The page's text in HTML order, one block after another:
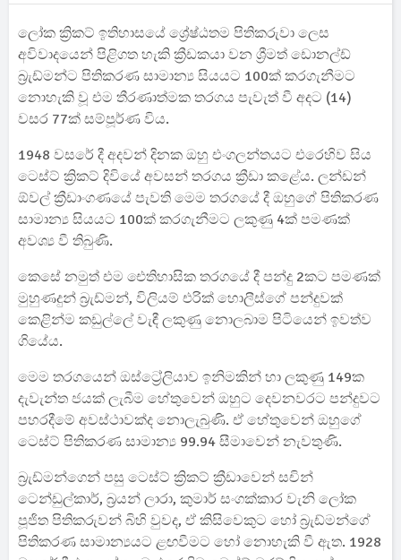
ලෝක ක්‍රිකට් ඉතිහාසයේ ශ්‍රේෂ්ඨතම පිතිකරුවා ලෙස
අවිවාදයෙන් පිළිගත හැකි ක්‍රීඩකයා වන ශ්‍රීමත් ඩොනල්ඩ්
බ්‍රැඩ්මන්ට පිතිකරණ සාමාන්‍ය සියයට 100ක් කරගැනීමට
නොහැකි වූ එම තීරණාත්මක තරගය පැවැත් වී අදට (14)
වසර 77ක් සම්පූර්ණ විය.
1948 වසරේ දී අදවන් දිනක ඔහු එංගලන්තයට එරෙහිව සිය
ටෙස්ට් ක්‍රිකට් දිවියේ අවසන් තරගය ක්‍රීඩා කළේය. ලන්ඩන්
ඕවල් ක්‍රීඩාංගණයේ පැවති මෙම තරගයේ දී ඔහුගේ පිතිකරණ
සාමාන්‍ය සියයට 100ක් කරගැනීමට ලකුණු 4ක් පමණක්
අවශ්‍ය වී තිබුණි.
කෙසේ නමුත් එම ඓතිහාසික තරගයේ දී පන්දු 2කට පමණක්
මුහුණදුන් බ්‍රැඩ්මන්, විලියම් එරික් හොලීස්ගේ පන්දුවක්
කෙළින්ම කඩුල්ලේ වැඳී ලකුණු නොලබාම පිටියෙන් ඉවත්ව
ගියේය.
මෙම තරගයෙන් ඔස්ට්‍රේලියාව ඉනිමකින් හා ලකුණු 149ක
දැවැන්ත ජයක් ලැබීම හේතුවෙන් ඔහුට දෙවනවරට පන්දුවට
පහරදීමේ අවස්ථාවක්ද නොලැබුණි. ඒ හේතුවෙන් ඔහුගේ
ටෙස්ට් පිතිකරණ සාමාන්‍ය 99.94 සීමාවෙන් නැවතුණි.
බ්‍රැඩ්මන්ගෙන් පසු ටෙස්ට් ක්‍රිකට් ක්‍රීඩාවෙන් සචින්
ටෙන්ඩුල්කාර්, බ්‍රයන් ලාරා, කුමාර් සංගක්කාර වැනි ලෝක
පූජිත පිතිකරුවන් බිහි වුවද, ඒ කිසිවෙකුට හෝ බ්‍රැඩ්මන්ගේ
පිතිකරණ සාමාන්‍යයට ළඟවීමට හෝ නොහැකි වී ඇත. 1928